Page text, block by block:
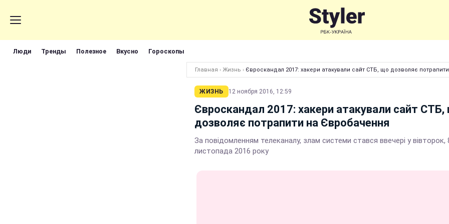
Люди Тренды Полезное Вкусно Гороскопы
Главная › Жизнь › Євроскандал 2017: хакери атакували сайт СТБ, що дозволяє
ЖИЗНЬ 12 ноября 2016, 12:59
Євроскандал 2017: хакери атакували сайт
дозволяє потрапити на Євробачення
За повідомленням телеканалу, злам системи стався ввечері у вівторок,
листопада 2016 року